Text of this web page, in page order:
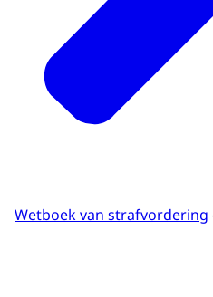
Wetboek van strafvordering